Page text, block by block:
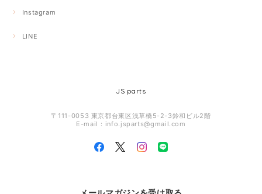
Instagram
LINE
JS parts
〒111-0053 東京都台東区浅草橋5-2-3鈴和ビル2階
E-mail： info.jsparts@gmail.com